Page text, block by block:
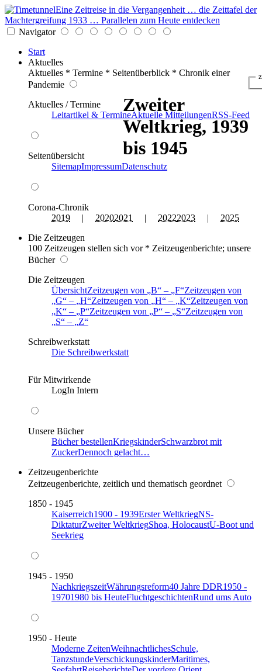
Eine Zeitreise in die Vergangenheit … die Zeittafel der
Machtergreifung 1933 … Parallelen zum Heute entdecken
Navigator
Start
Aktuelles
Aktuelles * Termine * Seitenüberblick * Chronik einer
Pandemie
Aktuelles / Termine
Leitartikel & TermineAktuelle MitteilungenRSS-Feed
Seitenübersicht
SitemapImpressumDatenschutz
Corona-Chronik
2019 | 20202021 | 20222023 | 2025
Die Zeitzeugen
100 Zeitzeugen stellen sich vor * Zeitzeugenberichte; unsere
Bücher
Die Zeitzeugen
ÜbersichtZeitzeugen von B – F Zeitzeugen von
G
– H Zeitzeugen von H – K Zeitzeugen von
K
– P Zeitzeugen von P – S Zeitzeugen von
S
–
Z
Schreibwerkstatt
Die Schreibwerkstatt
Für Mitwirkende
LogIn Intern
Unsere Bücher
Bücher bestellenKriegskinderSchwarzbrot mit
ZuckerDennoch gelacht…
Zeitzeugenberichte
Zeitzeugenberichte, zeitlich und thematisch geordnet
1850 - 1945
Kaiserreich1900 - 1939Erster WeltkriegNS-
DiktaturZweiter WeltkriegShoa, HolocaustU-Boot und
Seekrieg
1945 - 1950
NachkriegszeitWährungsreform40 Jahre DDR1950 -
19701980 bis HeuteFluchtgeschichtenRund ums Auto
1950 - Heute
Moderne ZeitenWeihnachtlichesSchule,
TanzstundeVerschickungskinderMaritimes,
Zweiter
Weltkrieg, 1939
bis 1945